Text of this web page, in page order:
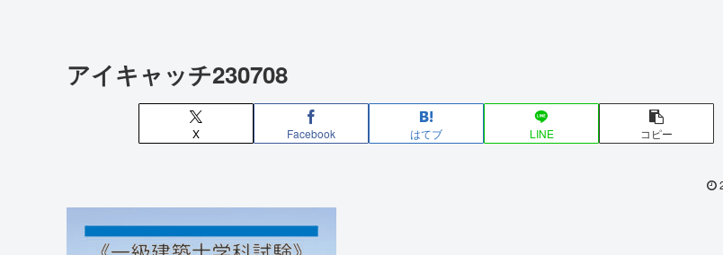
アイキャッチ230708
X Facebook はてブ LINE コピー